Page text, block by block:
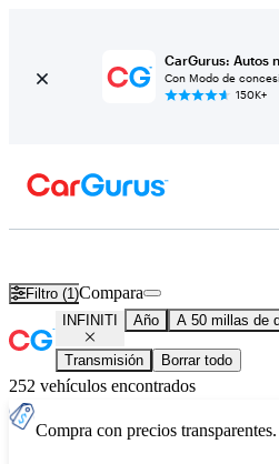
CarGurus: Autos
Con Modo de
150K+
Filtro (1)Compara
INFINITI Año A 50 millas de
Transmisión Borrar todo
252 vehículos encontrados
Compra con precios transparentes.